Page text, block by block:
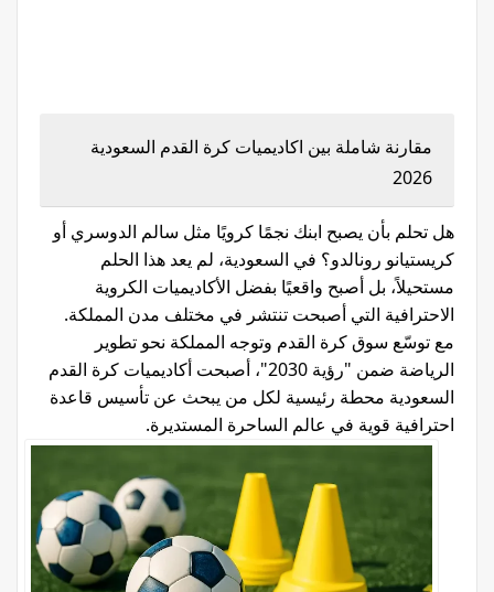
مقارنة شاملة بين اكاديميات كرة القدم السعودية
2026
هل تحلم بأن يصبح ابنك نجمًا كرويًا مثل سالم الدوسري أو
كريستيانو رونالدو؟ في السعودية، لم يعد هذا الحلم
مستحيلاً، بل أصبح واقعيًا بفضل الأكاديميات الكروية
الاحترافية التي أصبحت تنتشر في مختلف مدن المملكة.
مع توسّع سوق كرة القدم وتوجه المملكة نحو تطوير
الرياضة ضمن "رؤية 2030"، أصبحت أكاديميات كرة القدم
السعودية محطة رئيسية لكل من يبحث عن تأسيس قاعدة
احترافية قوية في عالم الساحرة المستديرة.